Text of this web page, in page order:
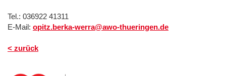
Tel.: 036922 41311
E-Mail: opitz.berka-werra@awo-thueringen.de
< zurück